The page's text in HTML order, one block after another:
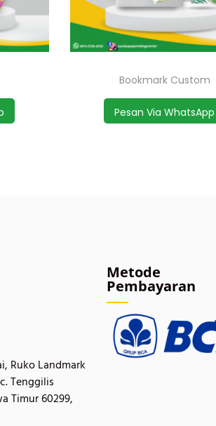
Bookmark Custom
Pesan Via WhatsApp
Ruko Landmark
Tenggilis
Timur 60299,
Metode
Pembayaran